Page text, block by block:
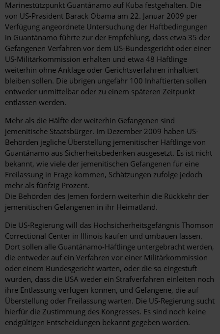
Marinestützpunkt Guantánamo auf Kuba festgehalten. Die
von US-Präsident Barack Obama am 22. Januar 2009 per
Verfügung angeordnete Untersuchung der Haftbedingungen
in Guantánamo führte zur der Empfehlung, dass etwa 35 der
Gefangenen Verfahren vor dem US-Bundesgericht oder einer
US-Militärkommission erhalten und etwa 48 Häftlinge
weiterhin ohne Anklage oder Gerichtsverfahren inhaftiert
bleiben sollen. Die übrigen ungefähr 100 Inhaftierten sollen
entweder unmittelbar oder zu einem späteren Zeitpunkt
entlassen werden.
Mehr als die Hälfte der weiterhin Gefangenen sind
jemenitische Staatsbürger. Im Dezember 2009 haben US-
Behörden jegliche Überstellung jemenitischer Häftlinge von
Guantánamo aus Sicherheitsbedenken ausgesetzt. Es ist nicht
bekannt, wie viele der jemenitischen Gefangenen für eine
Freilassung in Frage kommen, Schätzungen zufolge jedoch
mehr als fünfzig Prozent.
Die Behörden des Jemen fordern weiterhin die Rückkehr der
jemenitischen Gefangenen in ihr Heimatland.
Die US-Regierung will das Hochsicherheitsgefängnis Thomson
Correctional Center in Illinois kaufen und umbauen lassen.
Dort sollen alle Guantánamo-Häftlinge untergebracht werden,
die entweder auf ein Verfahren vor einer Militärkommission
oder einem Bundesgericht warten, oder die so eingestuft
wurden, dass die USA weder ein Strafverfahren einleiten noch
ihre Entlassung verfügen können, und Gefangene, die auf
Überstellung oder Freilassung warten. Die US-Regierung sucht
hierfür die Zustimmung des Kongresses. Es sind noch keine
endgültigen Entscheidungen bekannt gegeben worden.